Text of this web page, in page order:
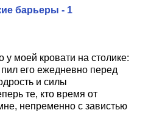
барьеры - 1
у моей кровати на столике:
его ежедневно перед
и силы
те, кто время от
непременно с завистью